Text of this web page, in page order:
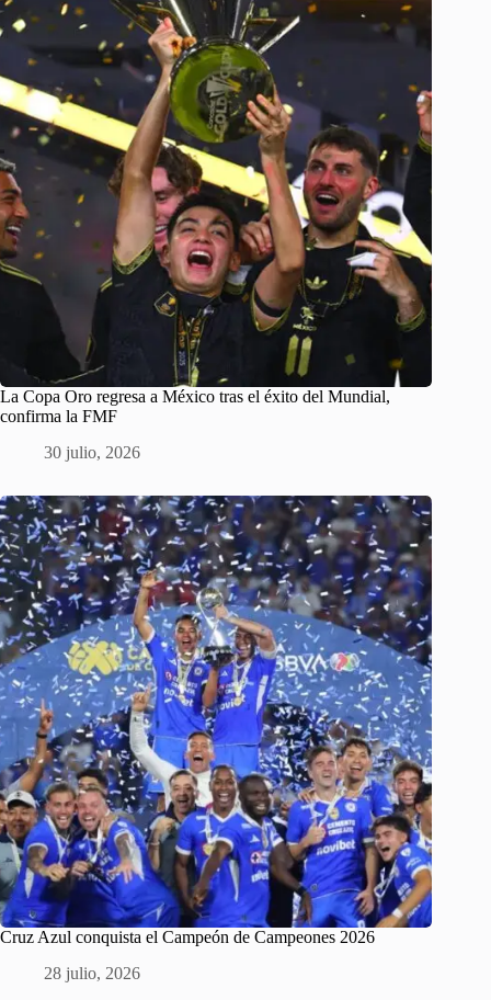
La Copa Oro regresa a México tras el éxito del Mundial,
confirma la FMF
30 julio, 2026
Cruz Azul conquista el Campeón de Campeones 2026
28 julio, 2026